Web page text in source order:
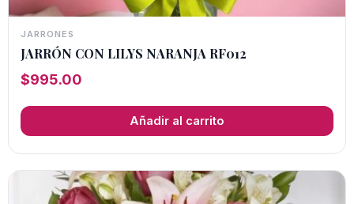
JARRONES
JARRÓN CON LILYS NARANJA RF012
$995.00
Añadir al carrito